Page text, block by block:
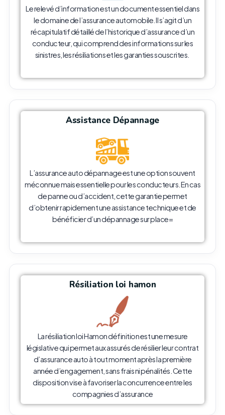
Le relevé d’information est un document essentiel dans
le domaine de l’assurance automobile. Il s’agit d’un
récapitulatif détaillé de l’historique d’assurance d’un
conducteur, qui comprend des informations sur les
sinistres, les résiliations et les garanties souscrites.
Assistance Dépannage
L’assurance auto dépannage est une option souvent
méconnue mais essentielle pour les conducteurs. En cas
de panne ou d’accident, cette garantie permet
d’obtenir rapidement une assistance technique et de
bénéficier d’un dépannage sur place=
Résiliation loi hamon
La résiliation loi Hamon définition est une mesure
législative qui permet aux assurés de résilier leur contrat
d’assurance auto à tout moment après la première
année d’engagement, sans frais ni pénalités. Cette
disposition vise à favoriser la concurrence entre les
compagnies d’assurance